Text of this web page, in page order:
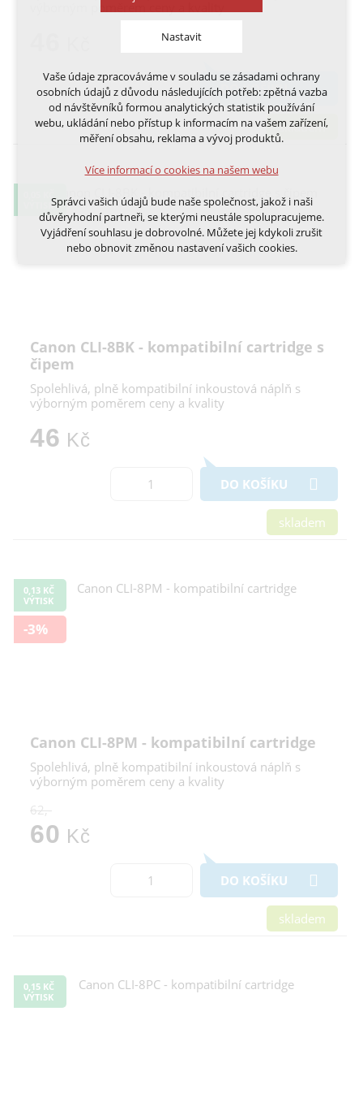
výborným poměrem ceny a kvality
DO KOŠÍKU
skladem
VÝTISK
Canon CLI-8BK - kompatibilní cartridge s
čipem
Spolehlivá, plně kompatibilní inkoustová náplň s
výborným poměrem ceny a kvality
46 Kč
DO KOŠÍKU
skladem
0,13 KČ
VÝTISK
-3%
Canon CLI-8PM - kompatibilní cartridge
Spolehlivá, plně kompatibilní inkoustová náplň s
výborným poměrem ceny a kvality
62,-
60 Kč
DO KOŠÍKU
skladem
0,15 KČ
VÝTISK
Nastavit
Technická cookies
nutná pro provozování webu
udržení kontextu stránek (session): případná
přihlášení, volby jazyka, apod.
Volitelná cookies
analytická pro anonymizované vyhodnocení
marketingová cookies (Google, Ecomail, Sklik,
Smartsupp, Heureka)
Více informací o cookies na našem webu
Odmítnout vše
Vaše údaje zpracováváme v souladu se zásadami ochrany
osobních údajů z důvodu následujících potřeb: zpětná vazba
od návštěvníků formou analytických statistik používání
webu, ukládání nebo přístup k informacím na vašem zařízení,
měření obsahu, reklama a vývoj produktů.
Více informací o cookies na našem webu
Správci vašich údajů bude naše společnost, jakož i naši
důvěryhodní partneři, se kterými neustále spolupracujeme.
Vyjádření souhlasu je dobrovolné. Můžete jej kdykoli zrušit
nebo obnovit změnou nastavení vašich cookies.